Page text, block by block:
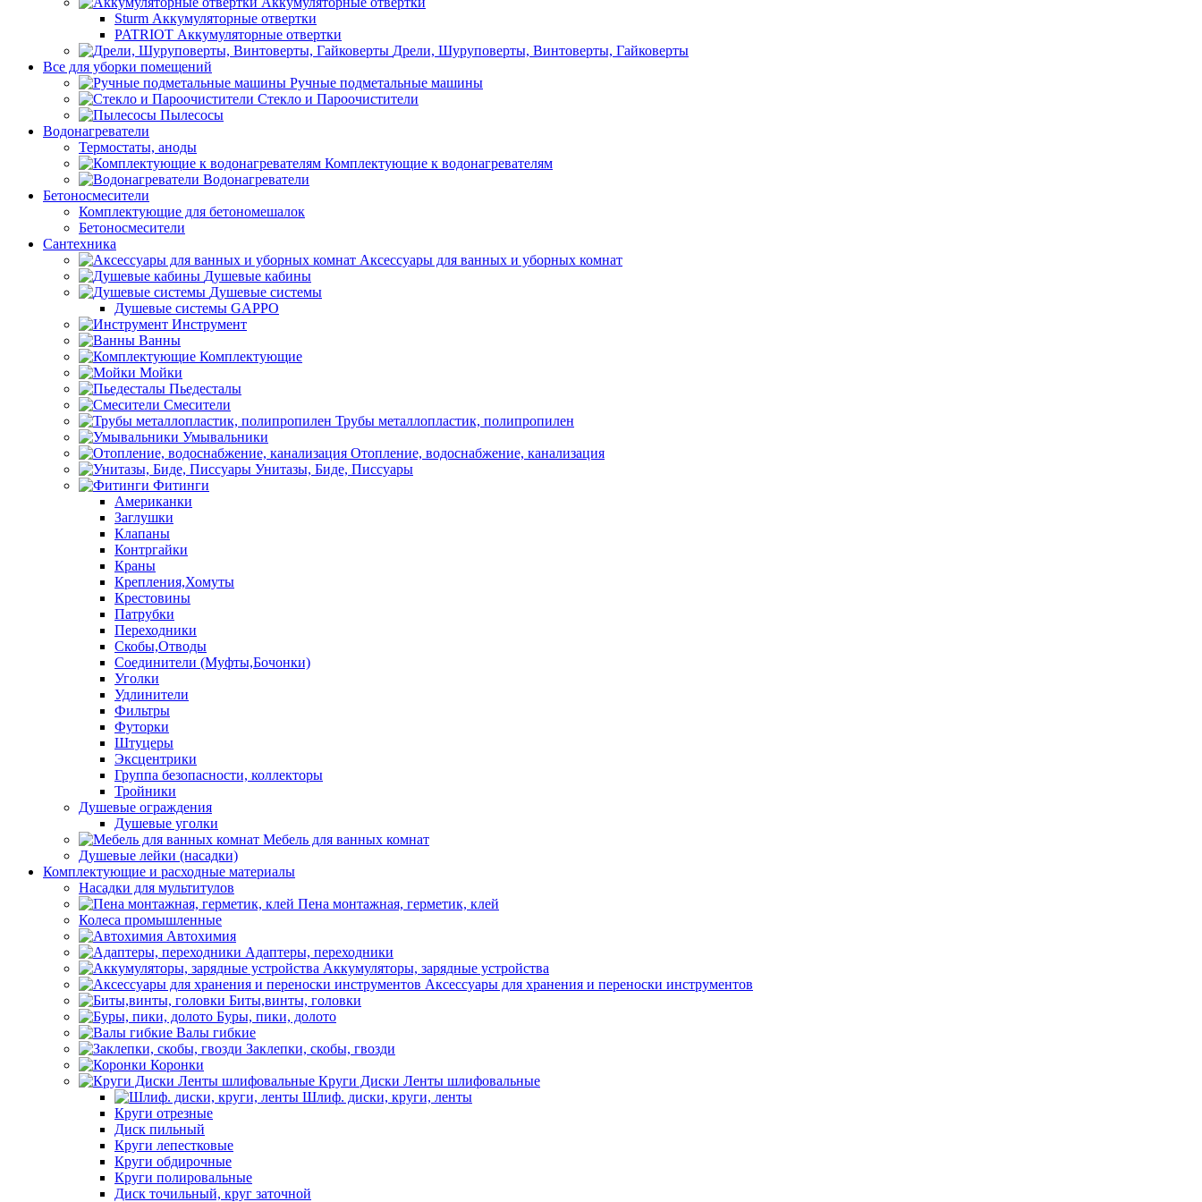
Sturm Аккумуляторные отвертки
PATRIOT Аккумуляторные отвертки
Дрели, Шуруповерты, Винтоверты, Гайковерты
Все для уборки помещений
Ручные подметальные машины
Стекло и Пароочистители
Пылесосы
Водонагреватели
Термостаты, аноды
Комплектующие к водонагревателям
Водонагреватели
Бетоносмесители
Комплектующие для бетономешалок
Бетоносмесители
Сантехника
Аксессуары для ванных и уборных комнат
Душевые кабины
Душевые системы
Душевые системы GAPPO
Инструмент
Ванны
Комплектующие
Мойки
Пьедесталы
Смесители
Трубы металлопластик, полипропилен
Умывальники
Отопление, водоснабжение, канализация
Унитазы, Биде, Писсуары
Фитинги
Американки
Заглушки
Клапаны
Контргайки
Краны
Крепления,Хомуты
Крестовины
Патрубки
Переходники
Скобы,Отводы
Соединители (Муфты,Бочонки)
Уголки
Удлинители
Фильтры
Футорки
Штуцеры
Эксцентрики
Группа безопасности, коллекторы
Тройники
Душевые ограждения
Душевые уголки
Мебель для ванных комнат
Душевые лейки (насадки)
Комплектующие и расходные материалы
Насадки для мультитулов
Пена монтажная, герметик, клей
Колеса промышленные
Автохимия
Адаптеры, переходники
Аккумуляторы, зарядные устройства
Аксессуары для хранения и переноски инструментов
Биты,винты, головки
Буры, пики, долото
Валы гибкие
Заклепки, скобы, гвозди
Коронки
Круги Диски Ленты шлифовальные
Шлиф. диски, круги, ленты
Круги отрезные
Диск пильный
Круги лепестковые
Круги обдирочные
Круги полировальные
Диск точильный, круг заточной